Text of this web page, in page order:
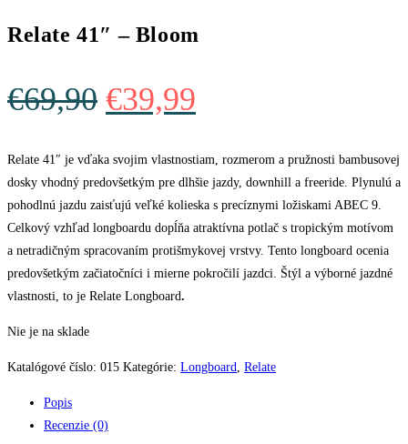
Relate 41″ – Bloom
€69,90 Original
was:
€69,90.
€39,99
is:
€39,99.
Relate 41″ je vďaka svojim vlastnostiam, rozmerom a pružnosti bambusovej
dosky vhodný predovšetkým pre dlhšie jazdy, downhill a freeride. Plynulú a
pohodlnú jazdu zaisťujú veľké kolieska s precíznymi ložiskami ABEC 9.
Celkový vzhľad longboardu dopĺňa atraktívna potlač s tropickým motívom
a netradičným spracovaním protišmykovej vrstvy. Tento longboard ocenia
predovšetkým začiatočníci i mierne pokročilí jazdci. Štýl a výborné jazdné
vlastnosti, to je Relate Longboard.
Nie je na sklade
Katalógové číslo: 015 Kategórie: Longboard, Relate
Popis
Recenzie (0)